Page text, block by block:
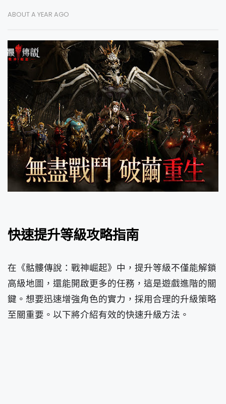
ABOUT A YEAR AGO
快速提升等級攻略指南
在《骷髏傳說：戰神崛起》中，提升等級不僅能解鎖
高級地圖，還能開啟更多的任務，這是遊戲進階的關
鍵。想要迅速增強角色的實力，採用合理的升級策略
至關重要。以下將介紹有效的快速升級方法。